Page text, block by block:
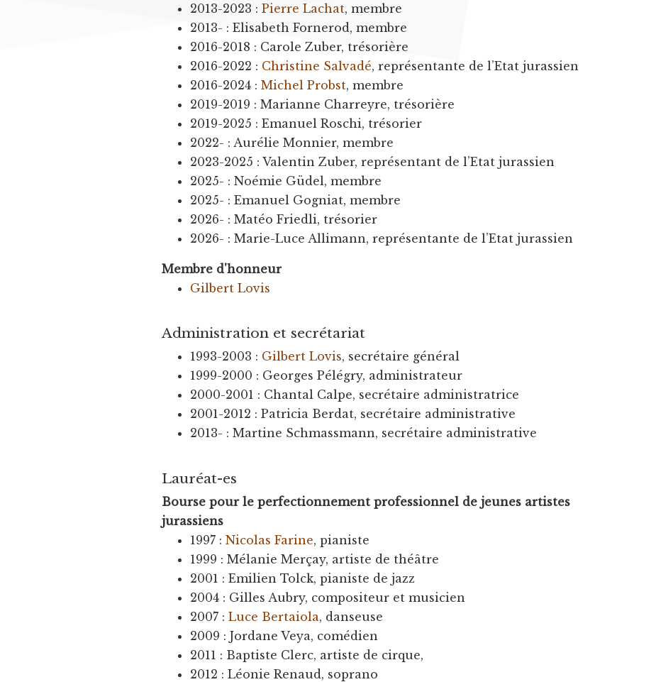
2013-2023 :Pierre Lachat, membre
2013- : Elisabeth Fornerod, membre
2016-2018 : Carole Zuber, trésorière
2016-2022 : Christine Salvadé, représentante de l’Etat jurassien
2016-2024 :Michel Probst, membre
2019-2019 : Marianne Charreyre, trésorière
2019-2025 : Emanuel Roschi, trésorier
2022- : Aurélie Monnier, membre
2023-2025 : Valentin Zuber, représentant de l’Etat jurassien
2025- : Noémie Güdel, membre
2025- : Emanuel Gogniat, membre
2026- : Matéo Friedli, trésorier
2026- : Marie-Luce Allimann, représentante de l’Etat jurassien
Membre d'honneur
Gilbert Lovis
Administration et secrétariat
1993-2003 : Gilbert Lovis, secrétaire général
1999-2000 : Georges Pélégry, administrateur
2000-2001 : Chantal Calpe, secrétaire administratrice
2001-2012 : Patricia Berdat, secrétaire administrative
2013- : Martine Schmassmann, secrétaire administrative
Lauréat-es
Bourse pour le perfectionnement professionnel de jeunes artistes
jurassiens
1997 :Nicolas Farine, pianiste
1999 : Mélanie Merçay, artiste de théâtre
2001 : Emilien Tolck, pianiste de jazz
2004 : Gilles Aubry, compositeur et musicien
2007 :Luce Bertaiola, danseuse
2009 : Jordane Veya, comédien
2011 : Baptiste Clerc, artiste de cirque,
2012 : Léonie Renaud, soprano